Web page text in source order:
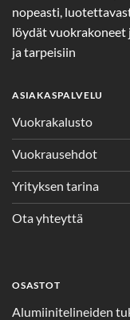
nopeasti,
löydät vuokrakoneet
ja tarpeisiin
ASIAKASPALVELU
Vuokrakalusto
Vuokrausehdot
Yrityksen tarina
Ota yhteyttä
OSASTOT
Alumiinitelineiden